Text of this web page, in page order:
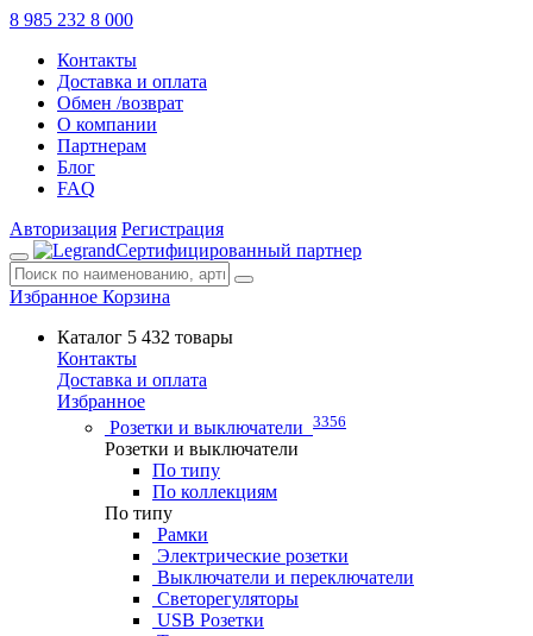
8 985 232 8 000
Контакты
Доставка и оплата
Обмен /возврат
О компании
Партнерам
Блог
FAQ
Авторизация Регистрация
Сертифицированный партнер
Избранное Корзина
Каталог 5 432 товары
Контакты
Доставка и оплата
Избранное
Розетки и выключатели 3356
Розетки и выключатели
По типу
По коллекциям
По типу
Рамки
Электрические розетки
Выключатели и переключатели
Светорегуляторы
USB Розетки